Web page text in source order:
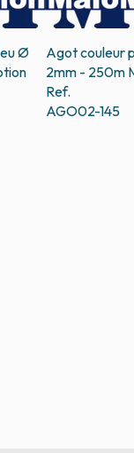
Ø
Agot couleur
2mm - 250m
Ref.
AGO02-145